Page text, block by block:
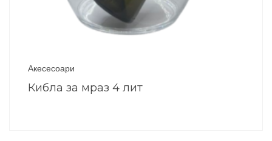
Акесесоари
Кибла за мраз 4 лит